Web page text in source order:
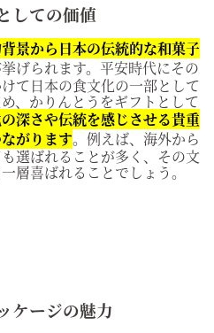
しての価値
景から日本の伝統的な和菓子
げられます。平安時代にその
て日本の食文化の一部として
、かりんとうをギフトとして
深さや伝統を感じさせる貴重
がります。例えば、海外から
選ばれることが多く、その文
層喜ばれることでしょう。
ケージの魅力